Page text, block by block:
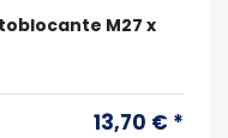
M27 x
13,70 € *